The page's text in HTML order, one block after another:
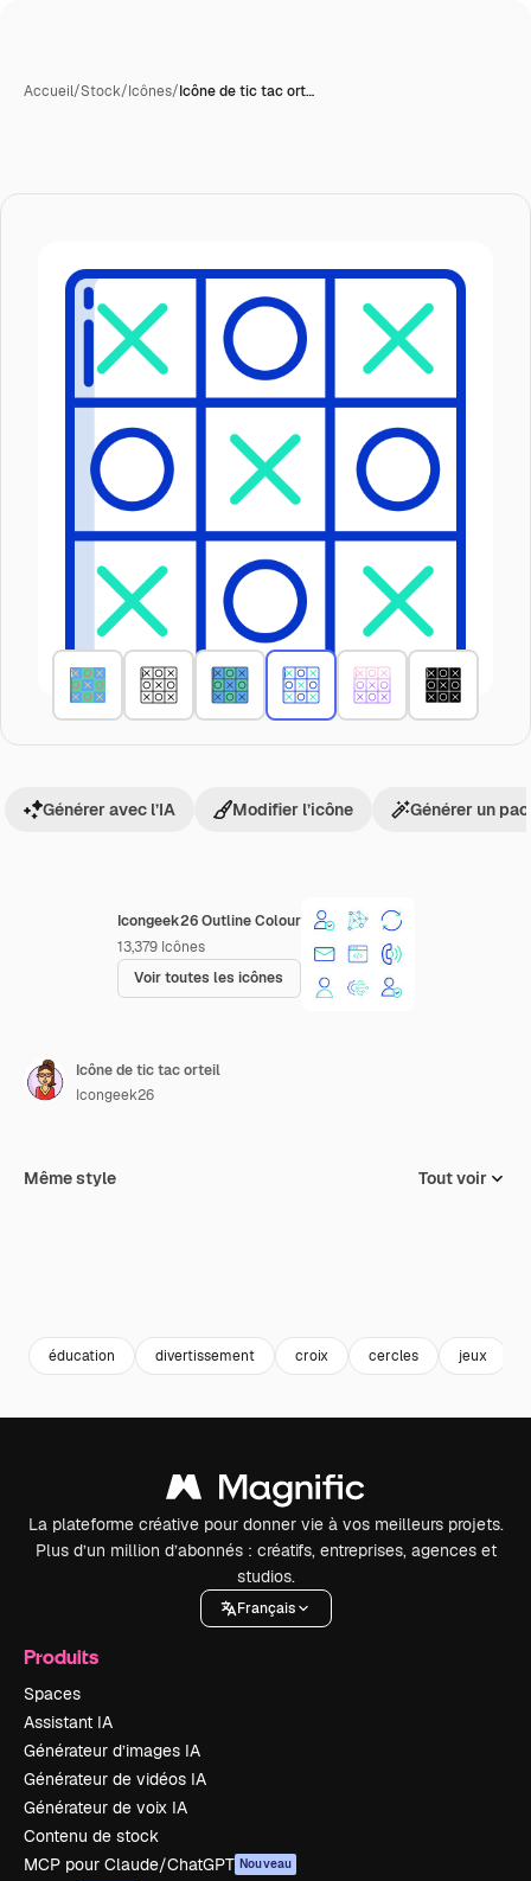
Accueil/Stock/Icônes/Icône de tic tac ort…
Icongeek26 Outline Colour
13,379 Icônes
Voir toutes les icônes
Générer avec l’IA Modifier l’icône Générer un
Icône de tic tac orteil
Icongeek26
Même style Tout voir
éducation divertissement croix cercles jeux
La plateforme créative pour donner vie à vos meilleurs projets.
Plus d’un million d’abonnés : créatifs, entreprises, agences et
studios.
Français
Produits
Spaces
Assistant IA
Générateur d’images IA
Générateur de vidéos IA
Générateur de voix IA
Contenu de stock
MCP pour Claude/ChatGPT Nouveau